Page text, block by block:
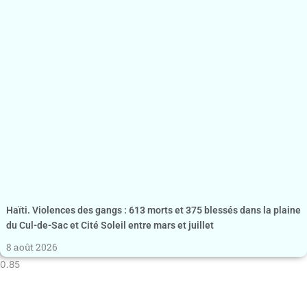
Haïti. Violences des gangs : 613 morts et 375 blessés dans la plaine
du Cul-de-Sac et Cité Soleil entre mars et juillet
8 août 2026